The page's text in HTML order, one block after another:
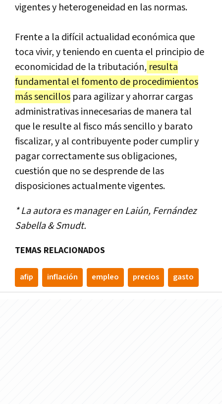
vigentes y heterogeneidad en las normas.
Frente a la difícil actualidad económica que
toca vivir, y teniendo en cuenta el principio de
economicidad de la tributación, resulta
fundamental el fomento de procedimientos
más sencillos para agilizar y ahorrar cargas
administrativas innecesarias de manera tal
que le resulte al fisco más sencillo y barato
fiscalizar, y al contribuyente poder cumplir y
pagar correctamente sus obligaciones,
cuestión que no se desprende de las
disposiciones actualmente vigentes.
* La autora es manager en Laiún, Fernández
Sabella & Smudt.
TEMAS RELACIONADOS
afip inflación empleo precios gasto